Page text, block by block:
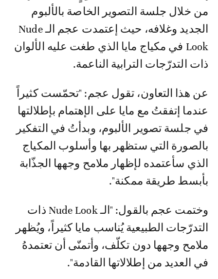
من خلال جلسة التصوير الخاصة بالألبوم
الجديد وغلافه، حيث إعتمدت عجم الـ Nude
Look في مكياج مايا الذي طغت عليه الألوان
ذات التدرّجات الترابية الناعمة.
عن هذا التعاون، تقول عجم: "تحمّست كثيراً
عندما إتفقتُ مع مايا على الإهتمام بإطلالتها
في جلسة تصوير الألبوم، وبدأتُ في التفكير
بالصورة التي ستظهر بها وأسلوب المكياج
الذي سأعتمده لإظهار ملامح وجهها الجذّابة
بأبسط طريقة ممكنة".
وختمت عجم بالقول: "الـ Nude Look ذات
التدرّجات الطبيعية يُناسب مايا كثيراً، ويُظهر
ملامح وجهها دون تكلّف، وأتمنّى أن تعتمدهُ
في العديد من إطلالاتها القادمة".